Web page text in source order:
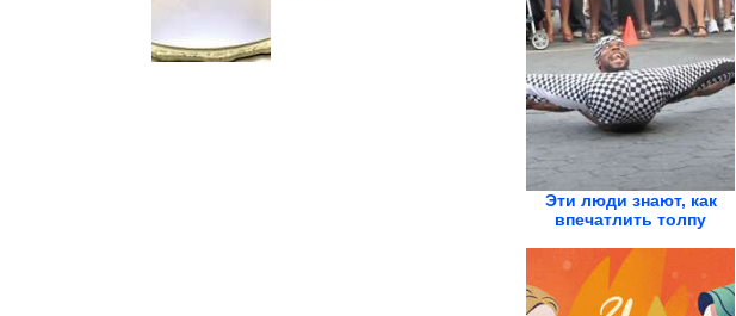
Эти люди знают, как
впечатлить толпу